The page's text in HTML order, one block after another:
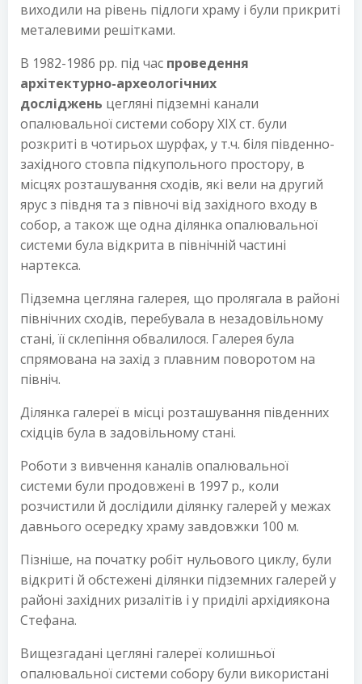
виходили на рівень підлоги храму і були прикриті
металевими решітками.
В 1982-1986 рр. під час проведення
архітектурно-археологічних
досліджень цегляні підземні канали
опалювальної системи собору XIX ст. були
розкриті в чотирьох шурфах, у т.ч. біля південно-
західного стовпа підкупольного простору, в
місцях розташування сходів, які вели на другий
ярус з півдня та з півночі від західного входу в
собор, а також ще одна ділянка опалювальної
системи була відкрита в північній частині
нартекса.
Підземна цегляна галерея, що пролягала в районі
північних сходів, перебувала в незадовільному
стані, її склепіння обвалилося. Галерея була
спрямована на захід з плавним поворотом на
північ.
Ділянка галереї в місці розташування південних
східців була в задовільному стані.
Роботи з вивчення каналів опалювальної
системи були продовжені в 1997 р., коли
розчистили й дослідили ділянку галерей у межах
давнього осередку храму завдовжки 100 м.
Пізніше, на початку робіт нульового циклу, були
відкриті й обстежені ділянки підземних галерей у
районі західних ризалітів і у приділі архідиякона
Стефана.
Вищезгадані цегляні галереї колишньої
опалювальної системи собору були використані